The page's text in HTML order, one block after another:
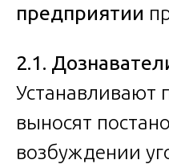
предприятии
2.1.
Устанавливают
выносят
возбуждении